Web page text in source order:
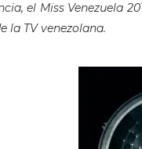
el Miss Venezuela
la TV venezolana.